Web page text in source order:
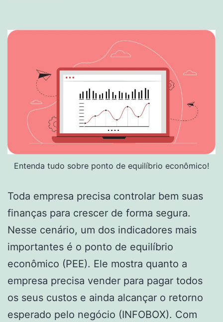
Entenda tudo sobre ponto de equilíbrio econômico!
Toda empresa precisa controlar bem suas
finanças para crescer de forma segura.
Nesse cenário, um dos indicadores mais
importantes é o ponto de equilíbrio
econômico (PEE). Ele mostra quanto a
empresa precisa vender para pagar todos
os seus custos e ainda alcançar o retorno
esperado pelo negócio (INFOBOX). Com